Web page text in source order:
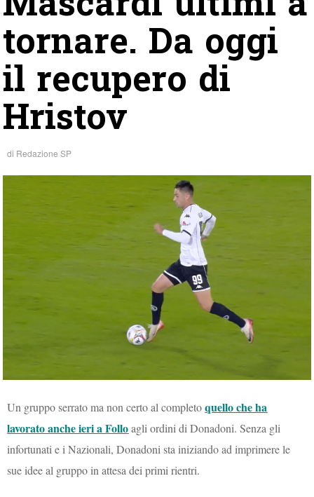
tornare. Da oggi
il recupero di
Hristov
di Redazione SP
Un gruppo serrato ma non certo al completoquello che ha
lavorato anche ieri a Folloagli ordini di Donadoni. Senza gli
infortunati e i Nazionali, Donadoni sta iniziando ad imprimere le
sue idee al gruppo in attesa dei primi rientri.